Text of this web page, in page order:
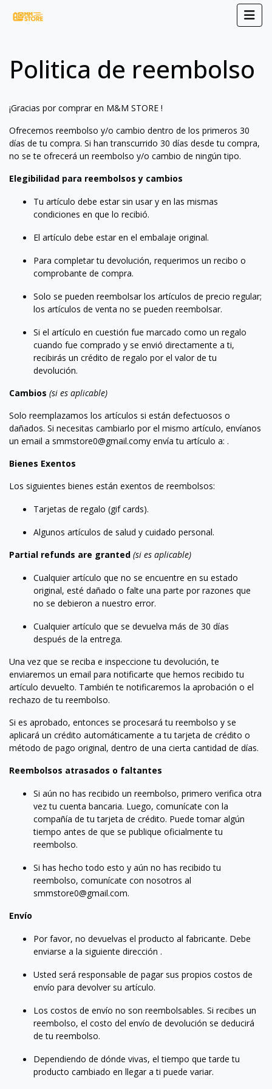
Politica de reembolso
¡Gracias por comprar en M&M STORE !
Ofrecemos reembolso y/o cambio dentro de los primeros 30
días de tu compra. Si han transcurrido 30 días desde tu compra,
no se te ofrecerá un reembolso y/o cambio de ningún tipo.
Elegibilidad para reembolsos y cambios
Tu artículo debe estar sin usar y en las mismas
condiciones en que lo recibió.
El artículo debe estar en el embalaje original.
Para completar tu devolución, requerimos un recibo o
comprobante de compra.
Solo se pueden reembolsar los artículos de precio regular;
los artículos de venta no se pueden reembolsar.
Si el artículo en cuestión fue marcado como un regalo
cuando fue comprado y se envió directamente a ti,
recibirás un crédito de regalo por el valor de tu
devolución.
Cambios (si es aplicable)
Solo reemplazamos los artículos si están defectuosos o
dañados. Si necesitas cambiarlo por el mismo artículo, envíanos
un email a smmstore0@gmail.comy envía tu artículo a: .
Bienes Exentos
Los siguientes bienes están exentos de reembolsos:
Tarjetas de regalo (gif cards).
Algunos artículos de salud y cuidado personal.
Partial refunds are granted (si es aplicable)
Cualquier artículo que no se encuentre en su estado
original, esté dañado o falte una parte por razones que
no se debieron a nuestro error.
Cualquier artículo que se devuelva más de 30 días
después de la entrega.
Una vez que se reciba e inspeccione tu devolución, te
enviaremos un email para notificarte que hemos recibido tu
artículo devuelto. También te notificaremos la aprobación o el
rechazo de tu reembolso.
Si es aprobado, entonces se procesará tu reembolso y se
aplicará un crédito automáticamente a tu tarjeta de crédito o
método de pago original, dentro de una cierta cantidad de días.
Reembolsos atrasados ​​o faltantes
Si aún no has recibido un reembolso, primero verifica otra
vez tu cuenta bancaria. Luego, comunícate con la
compañía de tu tarjeta de crédito. Puede tomar algún
tiempo antes de que se publique oficialmente tu
reembolso.
Si has hecho todo esto y aún no has recibido tu
reembolso, comunícate con nosotros al
smmstore0@gmail.com.
Envío
Por favor, no devuelvas el producto al fabricante. Debe
enviarse a la siguiente dirección .
Usted será responsable de pagar sus propios costos de
envío para devolver su artículo.
Los costos de envío no son reembolsables. Si recibes un
reembolso, el costo del envío de devolución se deducirá
de tu reembolso.
Dependiendo de dónde vivas, el tiempo que tarde tu
producto cambiado en llegar a ti puede variar.